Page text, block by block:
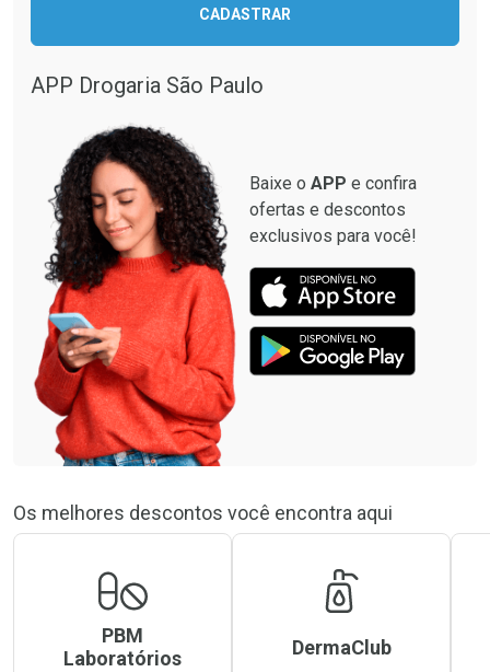
CADASTRAR
APP Drogaria São Paulo
Baixe o APP e confira
ofertas e descontos
exclusivos para você!
Os melhores descontos você encontra aqui
PBM
Laboratórios
DermaClub